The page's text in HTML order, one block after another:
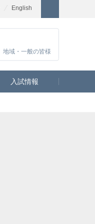
English
地域・一般の皆様
入試情報